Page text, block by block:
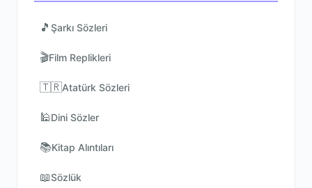
🎵 Şarkı Sözleri
🎬Film Replikleri
🇹🇷Atatürk Sözleri
🕌Dini Sözler
📚Kitap Alıntıları
📖Sözlük